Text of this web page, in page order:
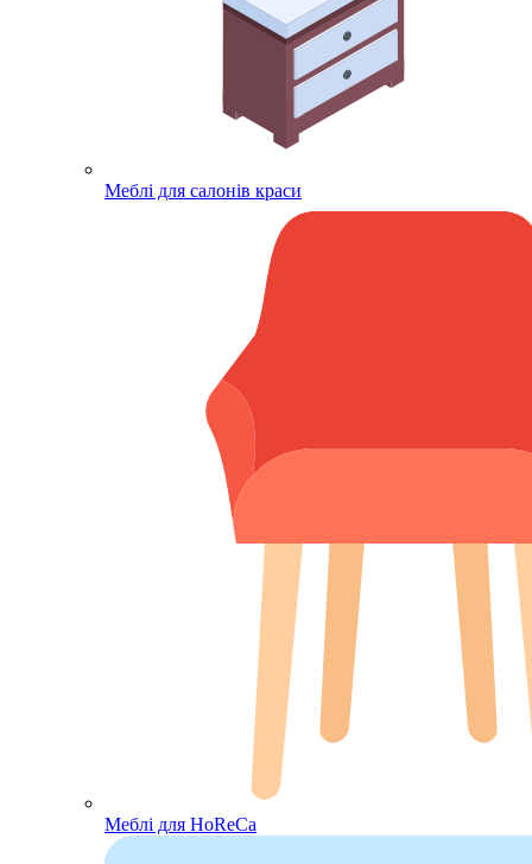
Меблі для салонів краси
Меблі для HoReCa